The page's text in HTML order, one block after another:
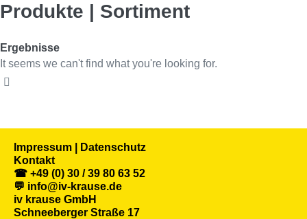
Produkte | Sortiment
Ergebnisse
It seems we can't find what you're looking for.
Impressum | Datenschutz
Kontakt
☎ +49 (0) 30 / 39 80 63 52
💬 info@iv-krause.de
iv krause GmbH
Schneeberger Straße 17